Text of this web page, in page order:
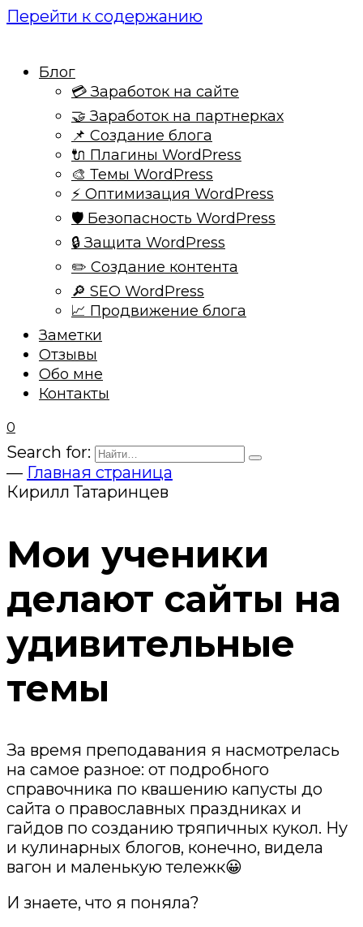
Перейти к содержанию
Блог
💳 Заработок на сайте
🤝 Заработок на партнерках
📌 Создание блога
🔌 Плагины WordPress
🎨 Темы WordPress
⚡ Оптимизация WordPress
🛡️ Безопасность WordPress
🔒 Защита WordPress
✏️ Создание контента
🔎 SEO WordPress
📈 Продвижение блога
Заметки
Отзывы
Обо мне
Контакты
0
Search for:
— Главная страница
Кирилл Татаринцев
Мои ученики
делают сайты на
удивительные
темы
За время преподавания я насмотрелась
на самое разное: от подробного
справочника по квашению капусты до
сайта о православных праздниках и
гайдов по созданию тряпичных кукол. Ну
и кулинарных блогов, конечно, видела
вагон и маленькую тележк😀
И знаете, что я поняла?